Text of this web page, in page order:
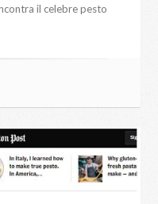
il celebre pesto